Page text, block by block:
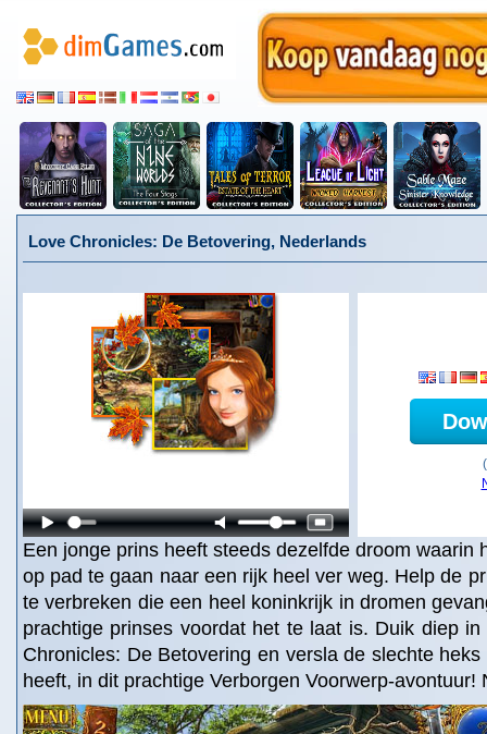
Love Chronicles: De Betovering, Nederlands
Een jonge prins heeft steeds dezelfde droom waarin
op pad te gaan naar een rijk heel ver weg. Help de
te verbreken die een heel koninkrijk in dromen
prachtige prinses voordat het te laat is. Duik diep
Chronicles: De Betovering en versla de slechte
heeft, in dit prachtige Verborgen Voorwerp-avontuur!